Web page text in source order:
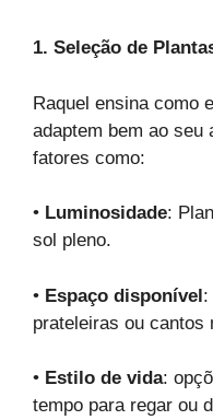
1. Seleção de
Raquel ensina como
adaptem bem ao seu
fatores como:
• Luminosidade:
sol pleno.
• Espaço disponível:
prateleiras ou cantos
• Estilo de vida:
tempo para regar ou